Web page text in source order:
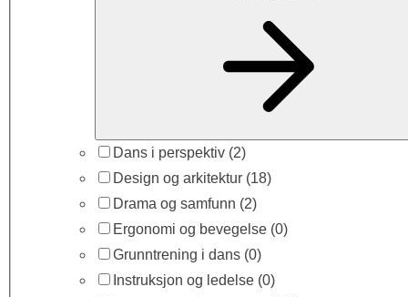
Dans i perspektiv (2)
Design og arkitektur (18)
Drama og samfunn (2)
Ergonomi og bevegelse (0)
Grunntrening i dans (0)
Instruksjon og ledelse (0)